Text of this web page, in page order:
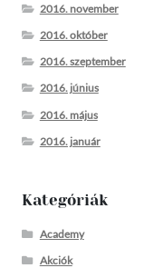
2016. november
2016. október
2016. szeptember
2016. június
2016. május
2016. január
Kategóriák
Academy
Akciók